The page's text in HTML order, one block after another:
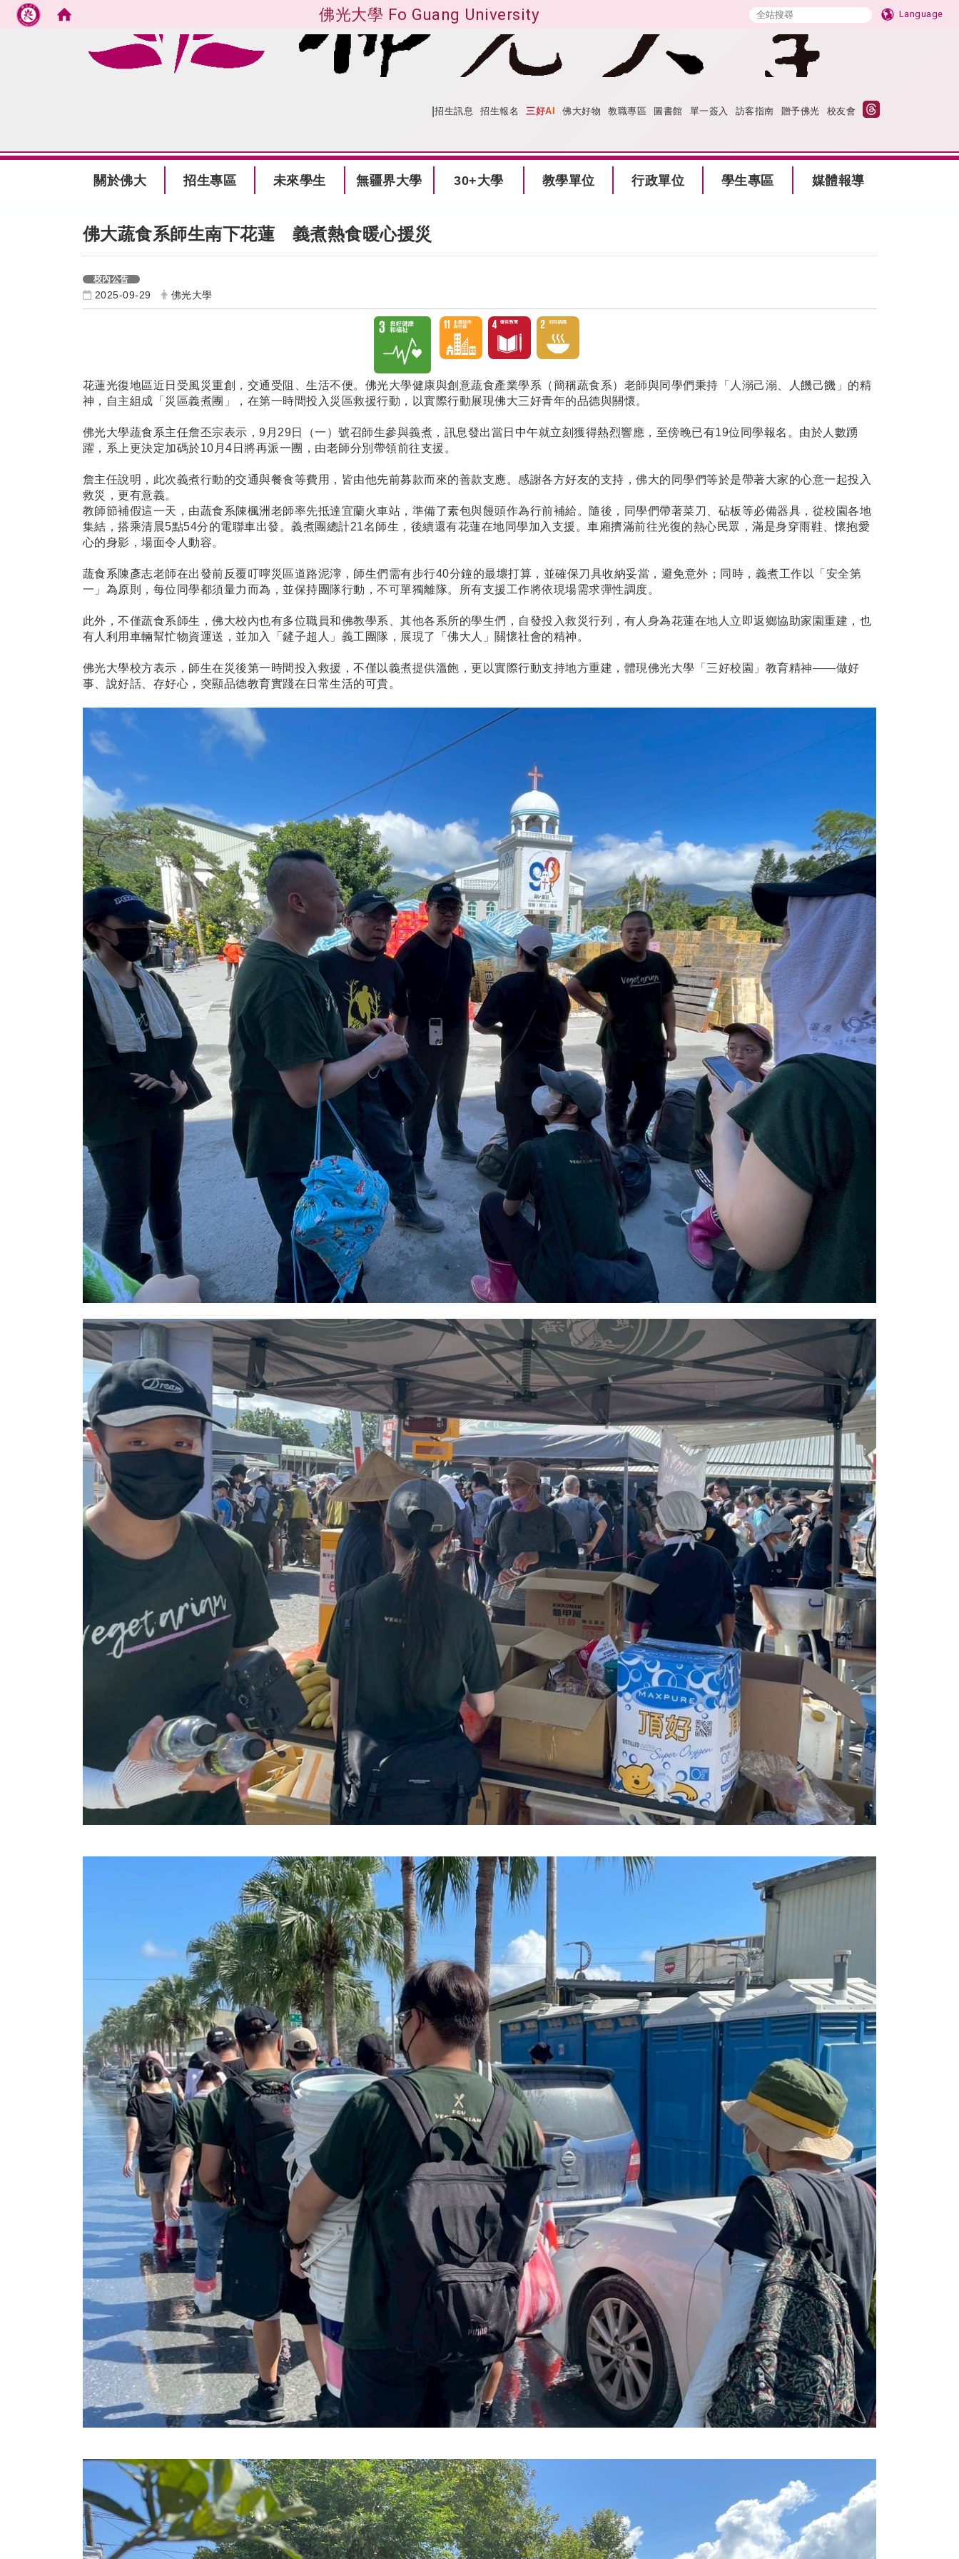
佛光大學 Fo Guang University Language
跳到主要內容
|招生訊息 招生報名 三好AI 佛大好物 教職專區 圖書館 單一簽入 訪客指南 贈予佛光 校友會
關於佛大 招生專區 未來學生 無疆界大學 30+大學 教學單位 行政單位 學生專區 媒體報導
佛大蔬食系師生南下花蓮 義煮熱食暖心援災
校內公告
2025-09-29 佛光大學
花蓮光復地區近日受風災重創，交通受阻、生活不便。佛光大學健康與創意蔬食產業學系（簡稱蔬食系）老師與同學們秉持「人溺己溺、人饑己饑」的精
神，自主組成「災區義煮團」，在第一時間投入災區救援行動，以實際行動展現佛大三好青年的品德與關懷。
佛光大學蔬食系主任詹丕宗表示，9月29日（一）號召師生參與義煮，訊息發出當日中午就立刻獲得熱烈響應，至傍晚已有19位同學報名。由於人數踴
躍，系上更決定加碼於10月4日將再派一團，由老師分別帶領前往支援。
詹主任說明，此次義煮行動的交通與餐食等費用，皆由他先前募款而來的善款支應。感謝各方好友的支持，佛大的同學們等於是帶著大家的心意一起投入
救災，更有意義。
教師節補假這一天，由蔬食系陳楓洲老師率先抵達宜蘭火車站，準備了素包與饅頭作為行前補給。隨後，同學們帶著菜刀、砧板等必備器具，從校園各地
集結，搭乘清晨5點54分的電聯車出發。義煮團總計21名師生，後續還有花蓮在地同學加入支援。車廂擠滿前往光復的熱心民眾，滿是身穿雨鞋、懷抱愛
心的身影，場面令人動容。
蔬食系陳彥志老師在出發前反覆叮嚀災區道路泥濘，師生們需有步行40分鐘的最壞打算，並確保刀具收納妥當，避免意外；同時，義煮工作以「安全第
一」為原則，每位同學都須量力而為，並保持團隊行動，不可單獨離隊。所有支援工作將依現場需求彈性調度。
此外，不僅蔬食系師生，佛大校內也有多位職員和佛教學系、其他各系所的學生們，自發投入救災行列，有人身為花蓮在地人立即返鄉協助家園重建，也
有人利用車輛幫忙物資運送，並加入「鏟子超人」義工團隊，展現了「佛大人」關懷社會的精神。
佛光大學校方表示，師生在災後第一時間投入救援，不僅以義煮提供溫飽，更以實際行動支持地方重建，體現佛光大學「三好校園」教育精神——做好
事、說好話、存好心，突顯品德教育實踐在日常生活的可貴。